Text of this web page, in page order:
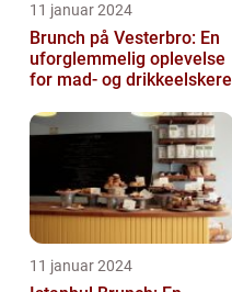
11 januar 2024
Brunch på Vesterbro: En
uforglemmelig oplevelse
for mad- og drikkeelskere
11 januar 2024